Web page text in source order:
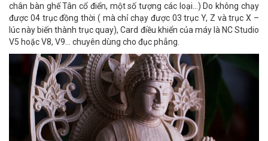
chân bàn ghế Tân cổ điển, một số tượng các loại…) Do không chạy
được 04 trục đồng thời ( mà chỉ chạy được 03 trục Y, Z và trục X –
lúc này biến thành trục quay), Card điều khiển của máy là NC Studio
V5 hoặc V8, V9… chuyên dùng cho đục phẳng.